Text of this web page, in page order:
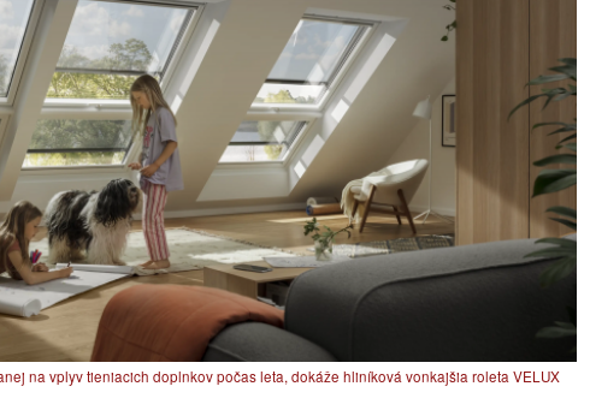
na vplyv tieniacich doplnkov počas leta, dokáže hliníková vonkajšia roleta VELUX